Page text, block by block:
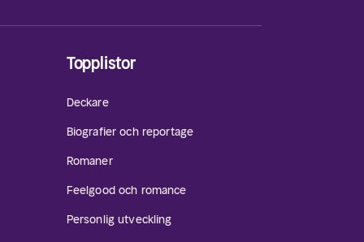
Topplistor
Deckare
Biografier och reportage
Romaner
Feelgood och romance
Personlig utveckling